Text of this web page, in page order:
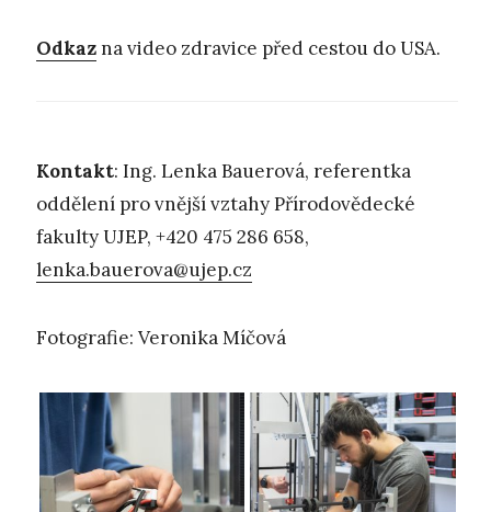
Odkazna video zdravice před cestou do USA.
Kontakt: Ing. Lenka Bauerová, referentka
oddělení pro vnější vztahy Přírodovědecké
fakulty UJEP, +420 475 286 658,
lenka.bauerova@ujep.cz
Fotografie: Veronika Míčová